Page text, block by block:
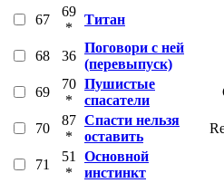
67
69
*
Титан
68 36
Поговори с ней
(перевыпуск)
69
70
*
Пушистые
спасатели
70
87
*
Спасти нельзя
оставить
71
51
*
Основной
инстинкт